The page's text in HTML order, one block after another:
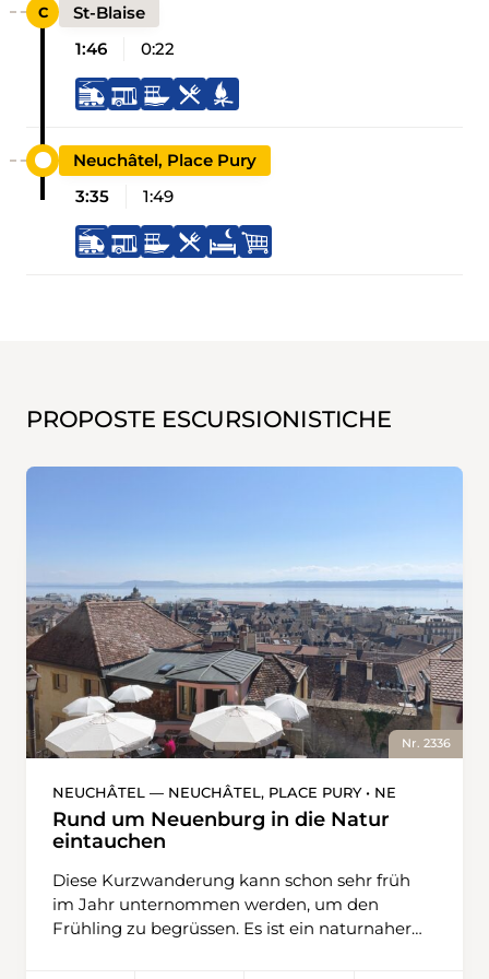
St-Blaise
1:46
0:22
Neuchâtel, Place Pury
3:35
1:49
PROPOSTE ESCURSIONISTICHE
Nr. 2336
NEUCHÂTEL — NEUCHÂTEL, PLACE PURY • NE
Rund um Neuenburg in die Natur
eintauchen
Diese Kurzwanderung kann schon sehr früh
im Jahr unternommen werden, um den
Frühling zu begrüssen. Es ist ein naturnaher